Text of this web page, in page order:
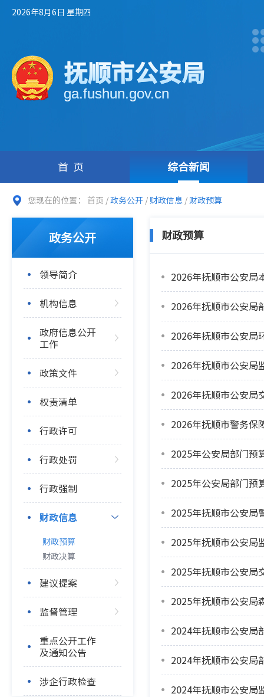
2026年8月6日 星期四
抚顺市公安局
ga.fushun.gov.cn
首页 综合新闻
您现在的位置： 首页 /政务公开 / 财政信息 / 财政预算
政务公开
领导简介
机构信息
政府信息公开
工作
政策文件
权责清单
行政许可
行政处罚
行政强制
财政信息
财政预算
财政决算
建议提案
监督管理
重点公开工作
及通知公告
涉企行政检查
财政预算
2026年抚顺市公安局
2026年抚顺市公安局
2026年抚顺市公安局
2026年抚顺市公安局
2026年抚顺市公安局
2026年抚顺市警务保
2025年公安局部门预
2025年公安局部门预
2025年抚顺市公安局
2025年抚顺市公安局
2025年抚顺市公安局
2025年抚顺市公安局
2024年抚顺市公安局
2024年抚顺市公安局
2024年抚顺市公安局